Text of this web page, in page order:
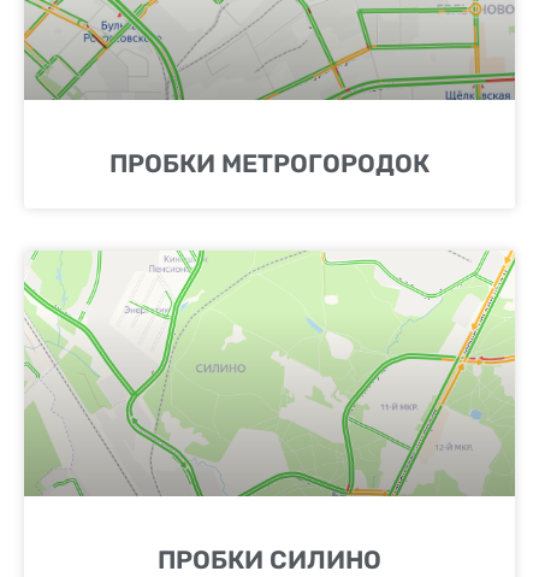
ПРОБКИ МЕТРОГОРОДОК
ПРОБКИ СИЛИНО